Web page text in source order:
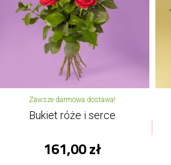
Zawsze darmowa dostawa!
Bukiet róże i serce
161,00 zł